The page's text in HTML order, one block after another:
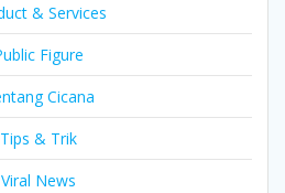
& Services
Figure
Cicana
Tips & Trik
Viral News